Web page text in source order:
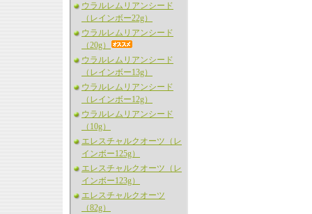
ウラルレムリアンシード
（レインボー22g）
ウラルレムリアンシード
（20g）
ウラルレムリアンシード
（レインボー13g）
ウラルレムリアンシード
（レインボー12g）
ウラルレムリアンシード
（10g）
エレスチャルクオーツ（レ
インボー125g）
エレスチャルクオーツ（レ
インボー123g）
エレスチャルクオーツ
（82g）